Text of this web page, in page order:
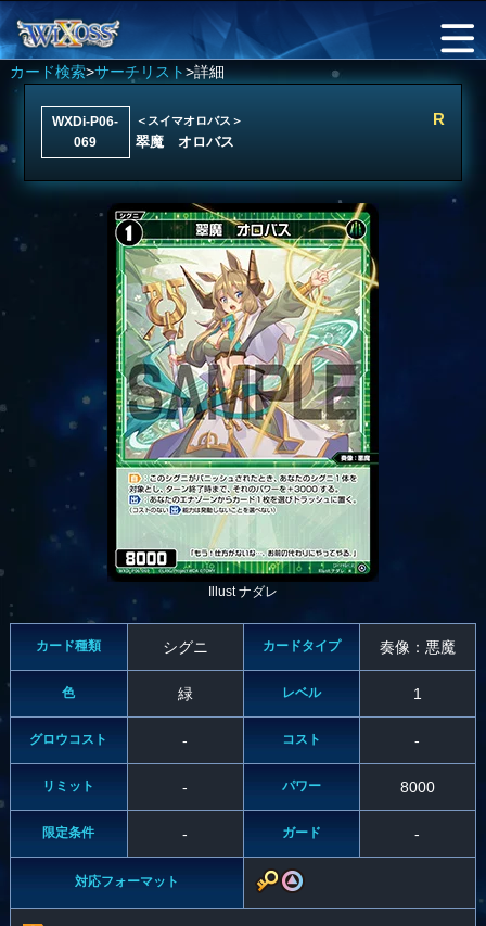
カード検索>サーチリスト>詳細
WXDi-P06-
069
＜スイマオロバス＞
翠魔 オロバス
R
Illust ナダレ
カード種類 シグニ カードタイプ 奏像：悪魔
色 緑 レベル 1
グロウコスト - コスト -
リミット - パワー 8000
限定条件 - ガード -
対応フォーマット